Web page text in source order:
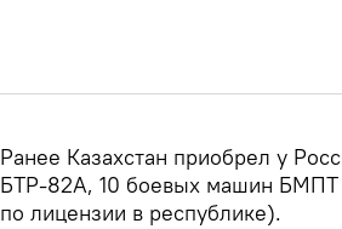
Ранее Казахстан приобрел у
БТР-82А, 10 боевых машин
по лицензии в республике).